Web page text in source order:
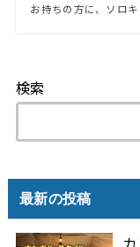
お持ちの方に、ソロ
検索
最新の投稿